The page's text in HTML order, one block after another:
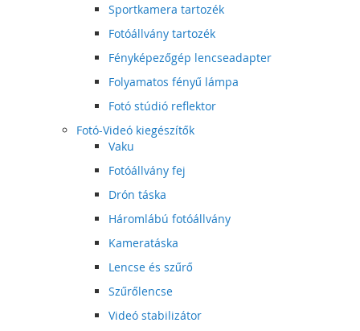
Sportkamera tartozék
Fotóállvány tartozék
Fényképezőgép lencseadapter
Folyamatos fényű lámpa
Fotó stúdió reflektor
Fotó-Videó kiegészítők
Vaku
Fotóállvány fej
Drón táska
Háromlábú fotóállvány
Kameratáska
Lencse és szűrő
Szűrőlencse
Videó stabilizátor